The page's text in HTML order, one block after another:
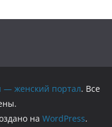
— женский портал. Все
на WordPress.